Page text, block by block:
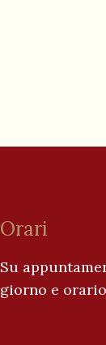
Orari
Su
giorno e